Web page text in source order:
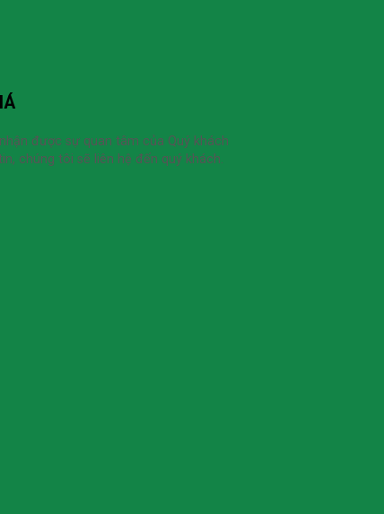
được sự quan tâm của Quý khách
chúng tôi sẽ liên hệ đến quý khách.